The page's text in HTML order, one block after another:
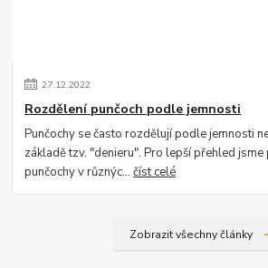
27.12.2022
Rozdělení punčoch podle jemnosti
Punčochy se často rozdělují podle jemnosti
základě tzv. "denieru". Pro lepší přehled
punčochy v různýc...číst celé
Zobrazit všechny články